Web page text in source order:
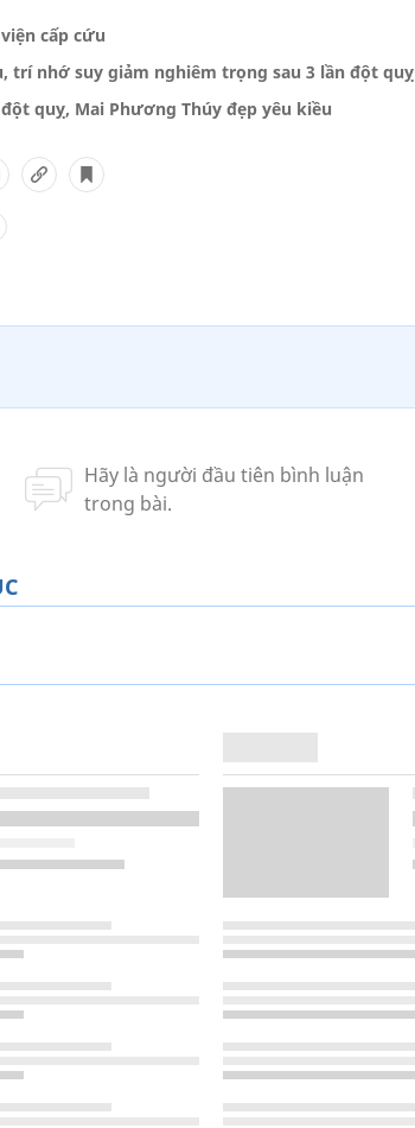
cấp cứu
trí nhớ suy giảm nghiêm trọng sau 3 lần đột quỵ
quỵ, Mai Phương Thúy đẹp yêu kiều